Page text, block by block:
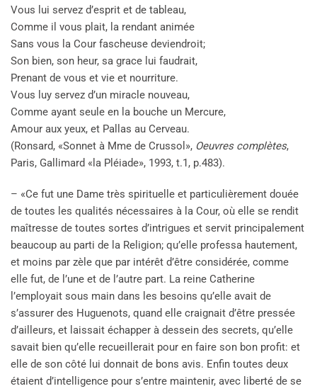
Vous lui servez d’esprit et de tableau,
Comme il vous plait, la rendant animée
Sans vous la Cour fascheuse deviendroit;
Son bien, son heur, sa grace lui faudrait,
Prenant de vous et vie et nourriture.
Vous luy servez d’un miracle nouveau,
Comme ayant seule en la bouche un Mercure,
Amour aux yeux, et Pallas au Cerveau.
(Ronsard, «Sonnet à Mme de Crussol», Oeuvres complètes,
Paris, Gallimard «la Pléiade», 1993, t.1, p.483).
– «Ce fut une Dame très spirituelle et particulièrement douée
de toutes les qualités nécessaires à la Cour, où elle se rendit
maîtresse de toutes sortes d’intrigues et servit principalement
beaucoup au parti de la Religion; qu’elle professa hautement,
et moins par zèle que par intérêt d’être considérée, comme
elle fut, de l’une et de l’autre part. La reine Catherine
l’employait sous main dans les besoins qu’elle avait de
s’assurer des Huguenots, quand elle craignait d’être pressée
d’ailleurs, et laissait échapper à dessein des secrets, qu’elle
savait bien qu’elle recueillerait pour en faire son bon profit: et
elle de son côté lui donnait de bons avis. Enfin toutes deux
étaient d’intelligence pour s’entre maintenir, avec liberté de se